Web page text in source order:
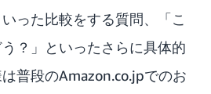
った比較をする質問、「こ
？」といったさらに具体的
普段のAmazon.co.jpでのお